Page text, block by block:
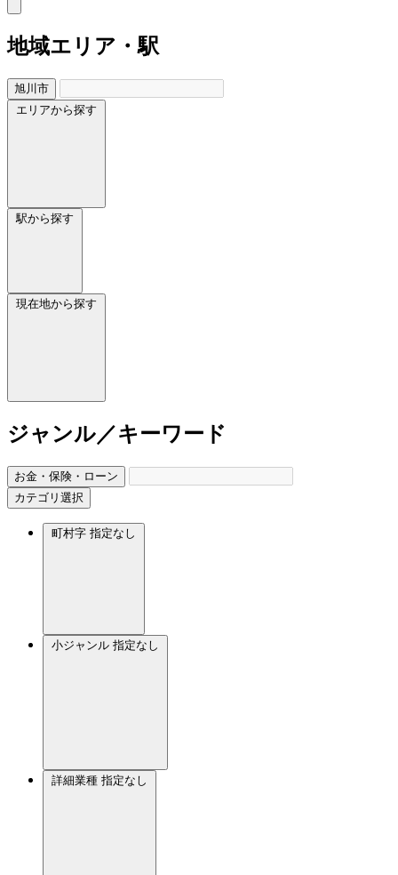
地域エリア・駅
旭川市
エリアから探す
駅から探す
現在地から探す
ジャンル／キーワード
お金・保険・ローン
カテゴリ選択
町村字 指定なし
小ジャンル 指定なし
詳細業種 指定なし